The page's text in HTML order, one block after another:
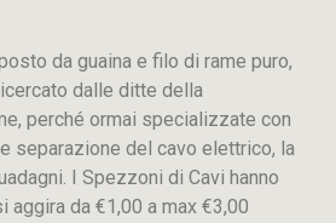
da guaina e filo di rame puro,
dalle ditte della
perché ormai specializzate con
separazione del cavo elettrico, la
I Spezzoni di Cavi hanno
aggira da €1,00 a max €3,00